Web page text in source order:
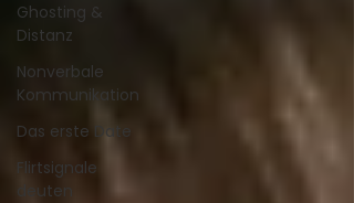
Ghosting &
Distanz
Nonverbale
Kommunikation
Das erste Date
Flirtsignale
deuten